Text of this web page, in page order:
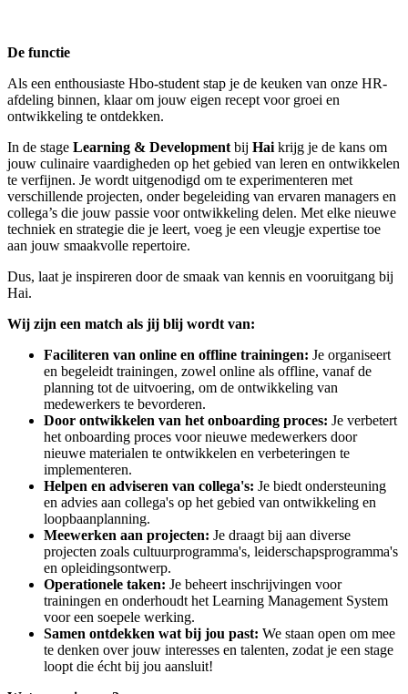
De functie
Als een enthousiaste Hbo-student stap je de keuken van onze HR-
afdeling binnen, klaar om jouw eigen recept voor groei en
ontwikkeling te ontdekken.
In de stage Learning & Development bij Hai krijg je de kans om
jouw culinaire vaardigheden op het gebied van leren en ontwikkelen
te verfijnen. Je wordt uitgenodigd om te experimenteren met
verschillende projecten, onder begeleiding van ervaren managers en
collega’s die jouw passie voor ontwikkeling delen. Met elke nieuwe
techniek en strategie die je leert, voeg je een vleugje expertise toe
aan jouw smaakvolle repertoire.
Dus, laat je inspireren door de smaak van kennis en vooruitgang bij
Hai.
Wij zijn een match als jij blij wordt van:
Faciliteren van online en offline trainingen: Je organiseert
en begeleidt trainingen, zowel online als offline, vanaf de
planning tot de uitvoering, om de ontwikkeling van
medewerkers te bevorderen.
Door ontwikkelen van het onboarding proces: Je verbetert
het onboarding proces voor nieuwe medewerkers door
nieuwe materialen te ontwikkelen en verbeteringen te
implementeren.
Helpen en adviseren van collega's: Je biedt ondersteuning
en advies aan collega's op het gebied van ontwikkeling en
loopbaanplanning.
Meewerken aan projecten: Je draagt bij aan diverse
projecten zoals cultuurprogramma's, leiderschapsprogramma's
en opleidingsontwerp.
Operationele taken: Je beheert inschrijvingen voor
trainingen en onderhoudt het Learning Management System
voor een soepele werking.
Samen ontdekken wat bij jou past: We staan open om mee
te denken over jouw interesses en talenten, zodat je een stage
loopt die écht bij jou aansluit!